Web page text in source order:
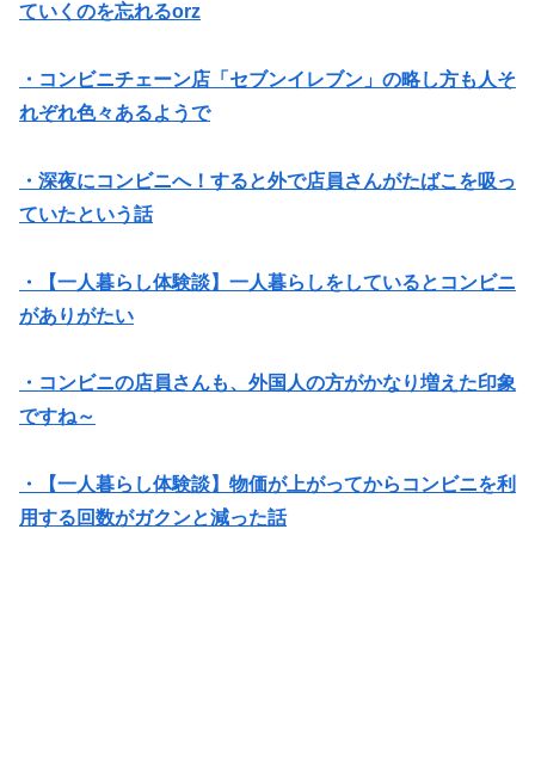
ていくのを忘れるorz
・コンビニチェーン店「セブンイレブン」の略し方も人そ
れぞれ色々あるようで
・深夜にコンビニへ！すると外で店員さんがたばこを吸っ
ていたという話
・【一人暮らし体験談】一人暮らしをしているとコンビニ
がありがたい
・コンビニの店員さんも、外国人の方がかなり増えた印象
ですね～
・【一人暮らし体験談】物価が上がってからコンビニを利
用する回数がガクンと減った話